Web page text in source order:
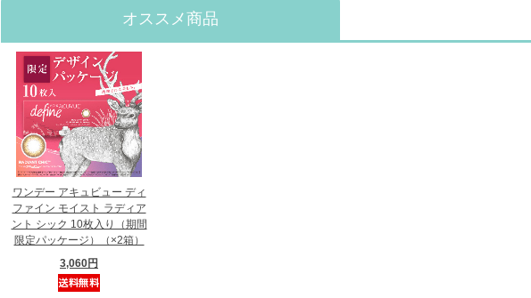
オススメ商品
ワンデー アキュビュー ディ
ファイン モイスト ラディア
ント シック 10枚入り（期間
限定パッケージ）（×2箱）
3,060円